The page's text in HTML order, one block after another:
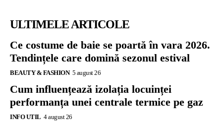
ULTIMELE ARTICOLE
Ce costume de baie se poartă în vara 2026.
Tendințele care domină sezonul estival
BEAUTY & FASHION 5 august 26
Cum influențează izolația locuinței
performanța unei centrale termice pe gaz
INFO UTIL 4 august 26